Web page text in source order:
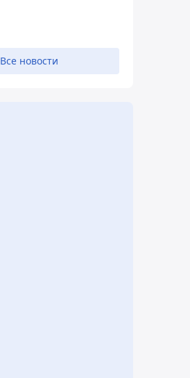
Все новости